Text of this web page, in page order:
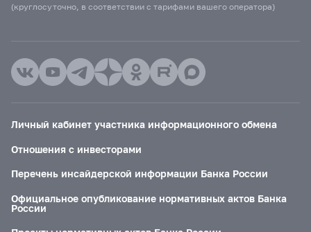
(круглосуточно, в соответствии с тарифами вашего оператора)
Личный кабинет участника информационного обмена
Отношения с инвесторами
Перечень инсайдерской информации Банка России
Официальное опубликование нормативных актов Банка
России